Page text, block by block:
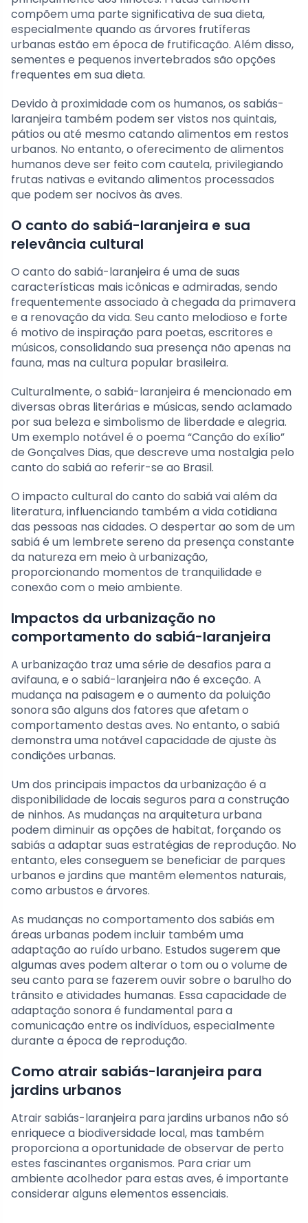
compõem uma parte significativa de sua dieta,
especialmente quando as árvores frutíferas
urbanas estão em época de frutificação. Além disso,
sementes e pequenos invertebrados são opções
frequentes em sua dieta.
Devido à proximidade com os humanos, os sabiás-
laranjeira também podem ser vistos nos quintais,
pátios ou até mesmo catando alimentos em restos
urbanos. No entanto, o oferecimento de alimentos
humanos deve ser feito com cautela, privilegiando
frutas nativas e evitando alimentos processados
que podem ser nocivos às aves.
O canto do sabiá-laranjeira e sua
relevância cultural
O canto do sabiá-laranjeira é uma de suas
características mais icônicas e admiradas, sendo
frequentemente associado à chegada da primavera
e a renovação da vida. Seu canto melodioso e forte
é motivo de inspiração para poetas, escritores e
músicos, consolidando sua presença não apenas na
fauna, mas na cultura popular brasileira.
Culturalmente, o sabiá-laranjeira é mencionado em
diversas obras literárias e músicas, sendo aclamado
por sua beleza e simbolismo de liberdade e alegria.
Um exemplo notável é o poema “Canção do exílio”
de Gonçalves Dias, que descreve uma nostalgia pelo
canto do sabiá ao referir-se ao Brasil.
O impacto cultural do canto do sabiá vai além da
literatura, influenciando também a vida cotidiana
das pessoas nas cidades. O despertar ao som de um
sabiá é um lembrete sereno da presença constante
da natureza em meio à urbanização,
proporcionando momentos de tranquilidade e
conexão com o meio ambiente.
Impactos da urbanização no
comportamento do sabiá-laranjeira
A urbanização traz uma série de desafios para a
avifauna, e o sabiá-laranjeira não é exceção. A
mudança na paisagem e o aumento da poluição
sonora são alguns dos fatores que afetam o
comportamento destas aves. No entanto, o sabiá
demonstra uma notável capacidade de ajuste às
condições urbanas.
Um dos principais impactos da urbanização é a
disponibilidade de locais seguros para a construção
de ninhos. As mudanças na arquitetura urbana
podem diminuir as opções de habitat, forçando os
sabiás a adaptar suas estratégias de reprodução. No
entanto, eles conseguem se beneficiar de parques
urbanos e jardins que mantêm elementos naturais,
como arbustos e árvores.
As mudanças no comportamento dos sabiás em
áreas urbanas podem incluir também uma
adaptação ao ruído urbano. Estudos sugerem que
algumas aves podem alterar o tom ou o volume de
seu canto para se fazerem ouvir sobre o barulho do
trânsito e atividades humanas. Essa capacidade de
adaptação sonora é fundamental para a
comunicação entre os indivíduos, especialmente
durante a época de reprodução.
Como atrair sabiás-laranjeira para
jardins urbanos
Atrair sabiás-laranjeira para jardins urbanos não só
enriquece a biodiversidade local, mas também
proporciona a oportunidade de observar de perto
estes fascinantes organismos. Para criar um
ambiente acolhedor para estas aves, é importante
considerar alguns elementos essenciais.